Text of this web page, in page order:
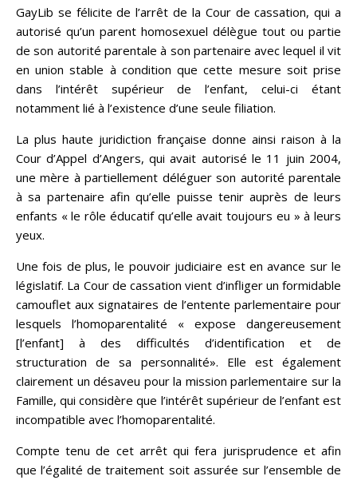
GayLib se félicite de l’arrêt de la Cour de cassation, qui a
autorisé qu’un parent homosexuel délègue tout ou partie
de son autorité parentale à son partenaire avec lequel il vit
en union stable à condition que cette mesure soit prise
dans l’intérêt supérieur de l’enfant, celui-ci étant
notamment lié à l’existence d’une seule filiation.
La plus haute juridiction française donne ainsi raison à la
Cour d’Appel d’Angers, qui avait autorisé le 11 juin 2004,
une mère à partiellement déléguer son autorité parentale
à sa partenaire afin qu’elle puisse tenir auprès de leurs
enfants « le rôle éducatif qu’elle avait toujours eu » à leurs
yeux.
Une fois de plus, le pouvoir judiciaire est en avance sur le
législatif. La Cour de cassation vient d’infliger un formidable
camouflet aux signataires de l’entente parlementaire pour
lesquels l’homoparentalité « expose dangereusement
[l’enfant] à des difficultés d’identification et de
structuration de sa personnalité». Elle est également
clairement un désaveu pour la mission parlementaire sur la
Famille, qui considère que l’intérêt supérieur de l’enfant est
incompatible avec l’homoparentalité.
Compte tenu de cet arrêt qui fera jurisprudence et afin
que l’égalité de traitement soit assurée sur l’ensemble de